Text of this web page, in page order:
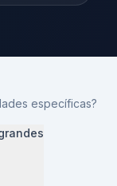
específicas?